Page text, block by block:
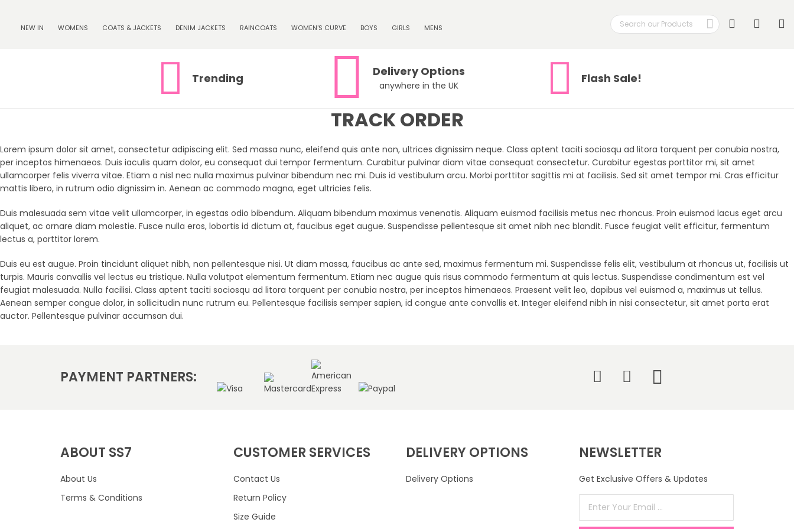
Search
Search
NEW IN WOMENS COATS & JACKETS DENIM JACKETS RAINCOATS WOMEN'S CURVE BOYS GIRLS MENS
Trending Delivery Options
anywhere in the UK
Flash Sale!
TRACK ORDER
Lorem ipsum dolor sit amet, consectetur adipiscing elit. Sed massa nunc, eleifend quis ante non, ultrices dignissim neque. Class aptent taciti sociosqu ad litora torquent per conubia nostra,
per inceptos himenaeos. Duis iaculis quam dolor, eu consequat dui tempor fermentum. Curabitur pulvinar diam vitae consequat consectetur. Curabitur egestas porttitor mi, sit amet
ullamcorper felis viverra vitae. Etiam a nisl nec nulla maximus pulvinar bibendum nec mi. Duis id vestibulum arcu. Morbi porttitor sagittis mi at facilisis. Sed sit amet tempor mi. Cras efficitur
mattis libero, in rutrum odio dignissim in. Aenean ac commodo magna, eget ultricies felis.
Duis malesuada sem vitae velit ullamcorper, in egestas odio bibendum. Aliquam bibendum maximus venenatis. Aliquam euismod facilisis metus nec rhoncus. Proin euismod lacus eget arcu
aliquet, ac ornare diam molestie. Fusce nulla eros, lobortis id dictum at, faucibus eget augue. Suspendisse pellentesque sit amet nibh nec blandit. Fusce feugiat velit efficitur, fermentum
lectus a, porttitor lorem.
Duis eu est augue. Proin tincidunt aliquet nibh, non pellentesque nisi. Ut diam massa, faucibus ac ante sed, maximus fermentum mi. Suspendisse felis elit, vestibulum at rhoncus ut, facilisis ut
turpis. Mauris convallis vel lectus eu tristique. Nulla volutpat elementum fermentum. Etiam nec augue quis risus commodo fermentum at quis lectus. Suspendisse condimentum est vel
feugiat malesuada. Nulla facilisi. Class aptent taciti sociosqu ad litora torquent per conubia nostra, per inceptos himenaeos. Praesent velit leo, dapibus vel euismod a, maximus ut tellus.
Aenean semper congue dolor, in sollicitudin nunc rutrum eu. Pellentesque facilisis semper sapien, id congue ante convallis et. Integer eleifend nibh in nisi consectetur, sit amet porta erat
auctor. Pellentesque pulvinar accumsan dui.
PAYMENT PARTNERS:
ABOUT SS7
About Us
Terms & Conditions
CUSTOMER SERVICES
Contact Us
Return Policy
Size Guide
DELIVERY OPTIONS
Delivery Options
NEWSLETTER
Get Exclusive Offers & Updates